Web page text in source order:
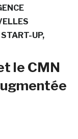
START-UP
le CMN